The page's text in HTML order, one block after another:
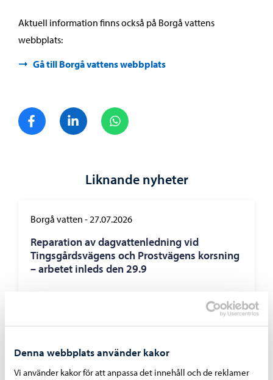
Denna webbplats använder kakor
Vi använder kakor för att anpassa det innehåll och de reklamer
Aktuell information finns också på Borgå vattens
webbplats:
Gå till Borgå vattens webbplats
Dela på FacebookDela på LinkedIn
Liknande nyheter
Borgå vatten -27.07.2026
Reparation av dagvattenledning vid
Tingsgårdsvägens och Prostvägens korsning
– arbetet inleds den 29.9
Borgå vatten-24.07.2026
Borgå vatten avlägsnar reglerstationen på